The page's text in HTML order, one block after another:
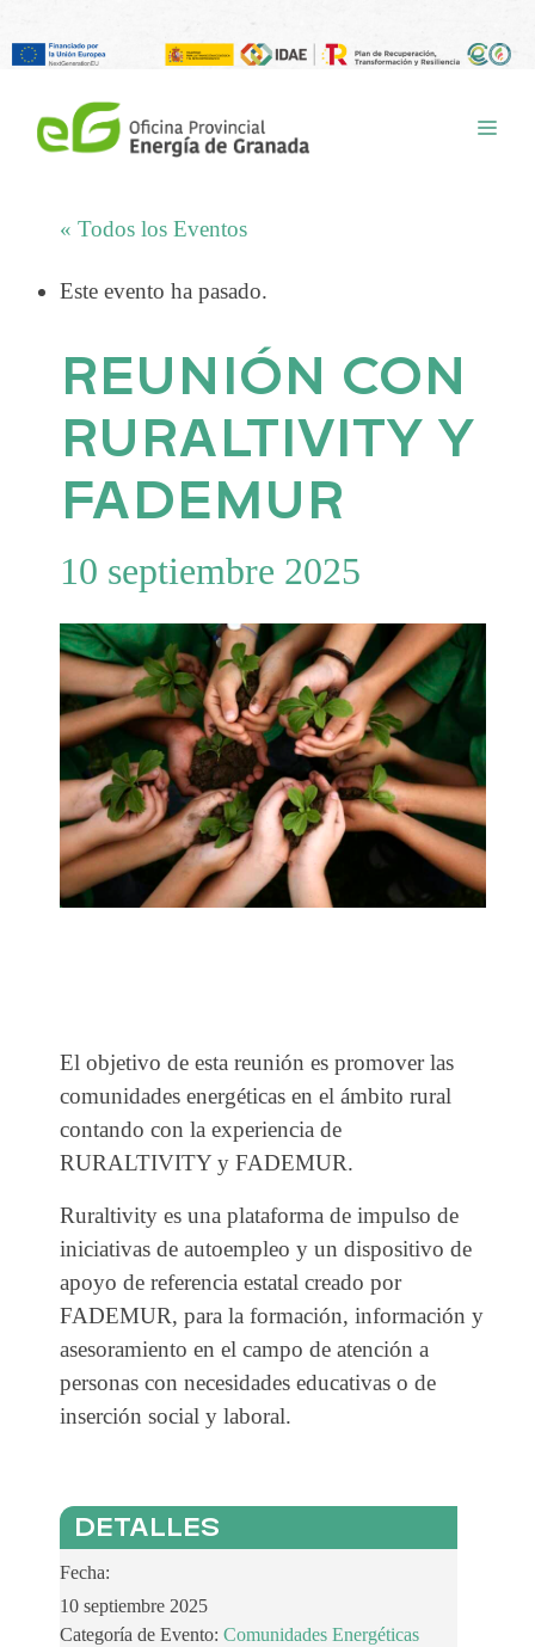
contenido
« Todos los Eventos
Este evento ha pasado.
REUNIÓN CON
RURALTIVITY Y
FADEMUR
10 septiembre 2025
El objetivo de esta reunión es promover las
comunidades energéticas en el ámbito rural
contando con la experiencia de
RURALTIVITY y FADEMUR.
Ruraltivity es una plataforma de impulso de
iniciativas de autoempleo y un dispositivo de
apoyo de referencia estatal creado por
FADEMUR, para la formación, información y
asesoramiento en el campo de atención a
personas con necesidades educativas o de
inserción social y laboral.
DETALLES
Fecha:
10 septiembre 2025
Categoría de Evento: Comunidades Energéticas